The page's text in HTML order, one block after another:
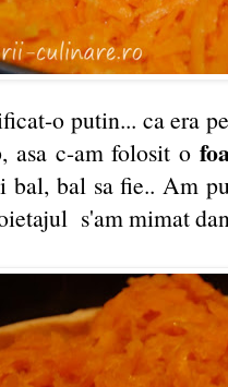
o putin... ca era
asa c-am folosit o
bal, bal sa fie.. Am
s'am mimat